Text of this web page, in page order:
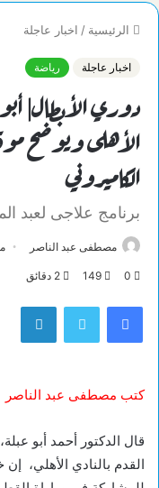
الرئيسية / اخبار عاجلة
اخبار عاجلة رياضة
دوري الأبطال|
الأهلى ويوضح
الكاميروني
برنامج علاجى لعبد
مصطفى عبد الناصر
0
149
فيسبوك تويتر
كتب مصطفى عبد الناصر
قال الدكتور أحمد أبو
القدم بالنادي الأهلي،